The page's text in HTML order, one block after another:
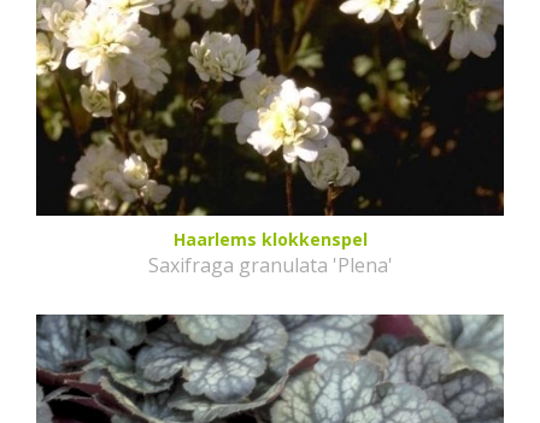
Haarlems klokkenspel
Saxifraga granulata 'Plena'